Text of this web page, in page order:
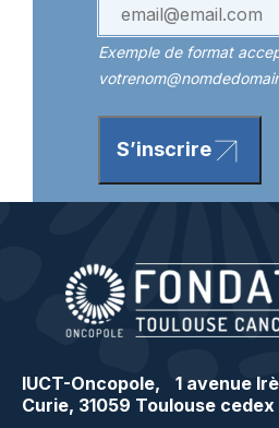
Exemple de format
S’inscrire
IUCT-Oncopole, 1 avenue
Curie, 31059 Toulouse